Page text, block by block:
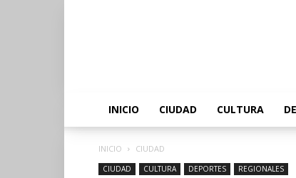
INICIO CIUDAD CULTURA
INICIO CIUDAD
CIUDAD CULTURA DEPORTES REGIONALES